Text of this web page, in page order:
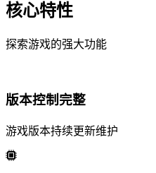
核心特性
探索游戏的强大功能
版本控制完整
游戏版本持续更新维护